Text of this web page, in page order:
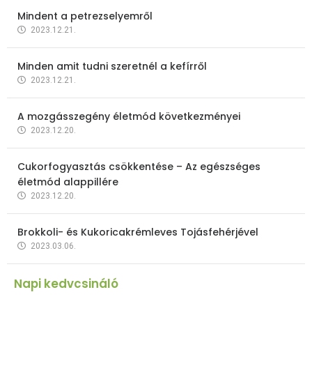
Mindent a petrezselyemről
2023.12.21.
Minden amit tudni szeretnél a kefírről
2023.12.21.
A mozgásszegény életmód következményei
2023.12.20.
Cukorfogyasztás csökkentése – Az egészséges
életmód alappillére
2023.12.20.
Brokkoli- és Kukoricakrémleves Tojásfehérjével
2023.03.06.
Napi kedvcsináló